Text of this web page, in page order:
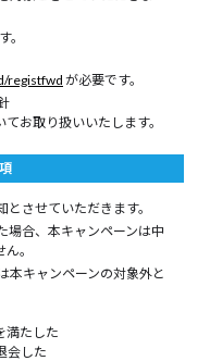
。
registfwdが必要です。
お取り扱いいたします。
させていただきます。
場合、本キャンペーンは中
。
本キャンペーンの対象外と
満たした
会した